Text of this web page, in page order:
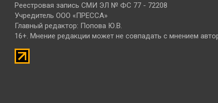
Реестровая запись СМИ ЭЛ № ФС 77 - 72208
Учредитель ООО «ПРЕССА»
Главный редактор: Попова Ю.В.
16+. Мнение редакции может не совпадать с мнением